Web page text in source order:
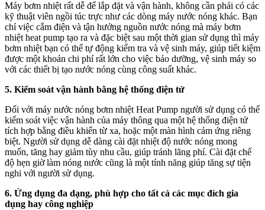
Máy bơm nhiệt rất dễ để lắp đặt và vận hành, không cần phải có các
kỹ thuật viên ngồi túc trực như các dòng máy nước nóng khác. Bạn
chỉ việc cắm điện và tận hưởng nguồn nước nóng mà máy bơm
nhiệt heat pump tạo ra và đặc biệt sau một thời gian sử dụng thì máy
bơm nhiệt bạn có thể tự động kiểm tra và vệ sinh máy, giúp tiết kiệm
được một khoản chi phí rất lớn cho việc bảo dưỡng, vệ sinh máy so
với các thiết bị tạo nước nóng cùng công suất khác.
5. Kiểm soát vận hành bằng hệ thống điện tử
Đối với máy nước nóng bơm nhiệt Heat Pump người sử dụng có thể
kiểm soát việc vận hành của máy thông qua một hệ thống điện tử
tích hợp bằng điều khiển từ xa, hoặc một màn hình cảm ứng riêng
biệt. Người sử dụng dễ dàng cài đặt nhiệt độ nước nóng mong
muốn, tăng hay giảm tùy nhu cầu, giúp tránh lãng phí. Cài đặt chế
độ hẹn giờ làm nóng nước cũng là một tính năng giúp tăng sự tiện
nghi với người sử dụng.
6. Ứng dụng đa dạng, phù hợp cho tất cả các mục đích gia
dụng hay công nghiệp